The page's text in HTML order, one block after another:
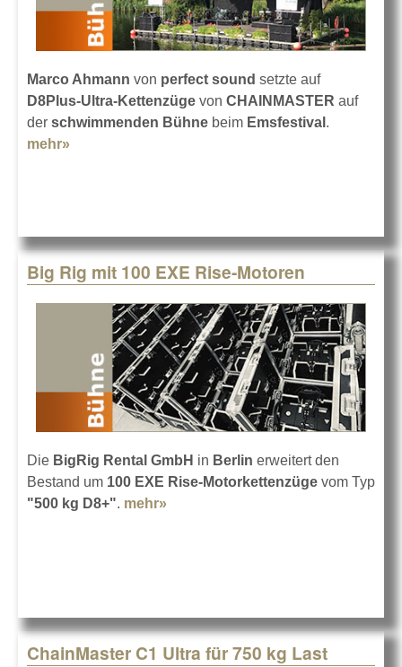
Marco Ahmann von perfect sound setzte auf
D8Plus-Ultra-Kettenzüge von CHAINMASTER auf
der schwimmenden Bühne beim Emsfestival .
mehr»
Big Rig mit 100 EXE Rise-Motoren
Die BigRig Rental GmbH in Berlin erweitert den
Bestand um 100 EXE Rise-Motorkettenzüge vom Typ
"500 kg D8+". mehr»
ChainMaster C1 Ultra für 750 kg Last